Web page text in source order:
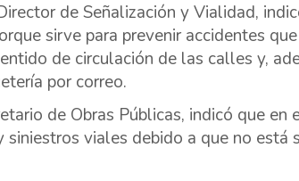
de Señalización y Vialidad,
sirve para prevenir accidentes
de circulación de las calles y,
por correo.
de Obras Públicas, indicó que en
siniestros viales debido a que no está